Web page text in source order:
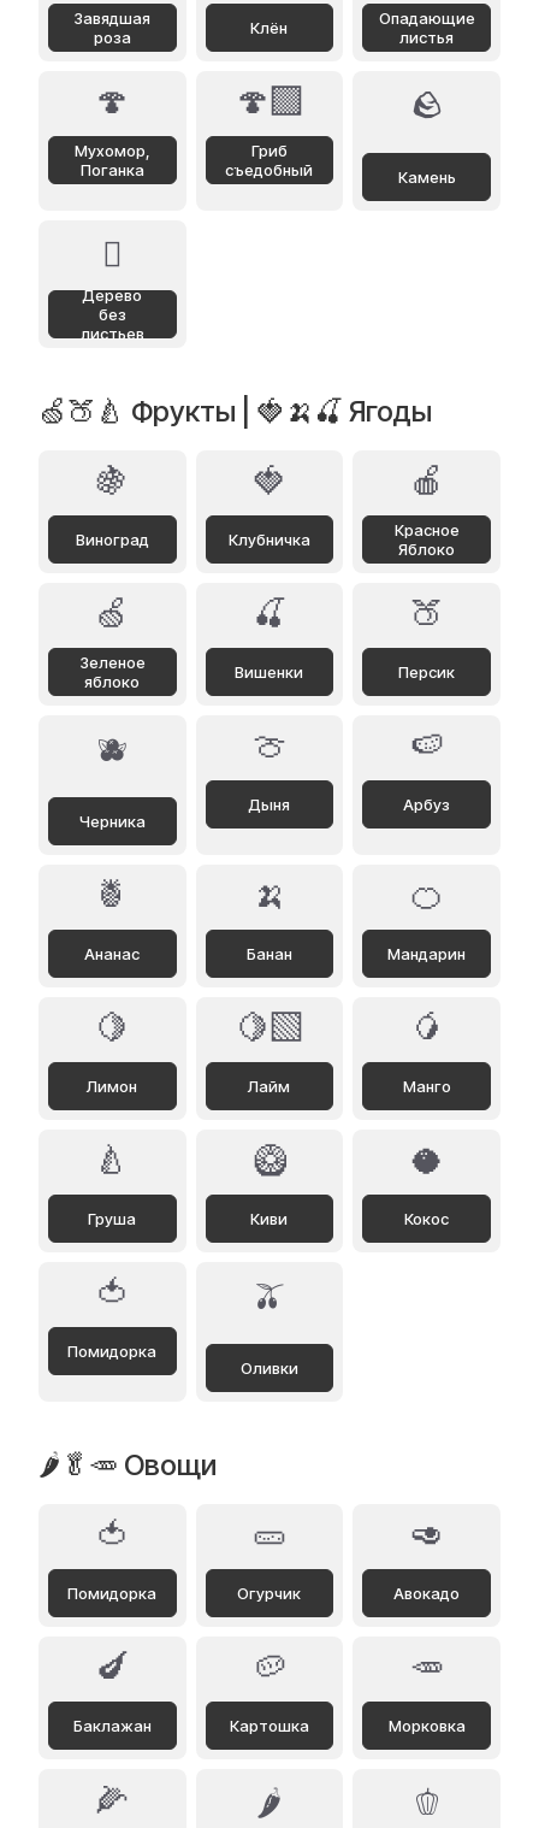
Завядшая
роза
Клён
Опадающие
листья
🍄
Мухомор,
Поганка
🍄‍🟫
Гриб
съедобный
🪨
Камень
🪾
Дерево
без
листьев
🍏🍑🍐 Фрукты | 🍓🍌🍒 Ягоды
🍇
Виноград
🍓
Клубничка
🍎
Красное
Яблоко
🍏
Зеленое
яблоко
🍒
Вишенки
🍑
Персик
🫐
Черника
🍈
Дыня
🍉
Арбуз
🍍
Ананас
🍌
Банан
🍊
Мандарин
🍋
Лимон
🍋‍🟩
Лайм
🥭
Манго
🍐
Груша
🥝
Киви
🥥
Кокос
🍅
Помидорка
🫒
Оливки
🌶️🥬🥕 Овощи
🍅
Помидорка
🥒
Огурчик
🥑
Авокадо
🍆
Баклажан
🥔
Картошка
🥕
Морковка
🌽 🌶️ 🫑